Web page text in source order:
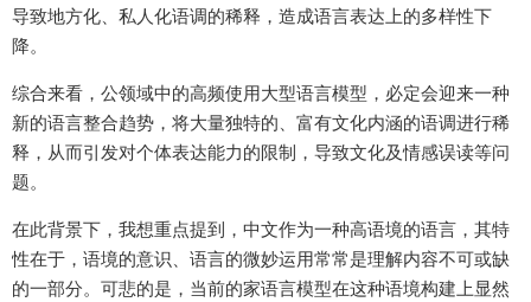
导致地方化、私人化语调的稀释，造成语言表达上的多样性下
降。
综合来看，公领域中的高频使用大型语言模型，必定会迎来一种
新的语言整合趋势，将大量独特的、富有文化内涵的语调进行稀
释，从而引发对个体表达能力的限制，导致文化及情感误读等问
题。
在此背景下，我想重点提到，中文作为一种高语境的语言，其特
性在于，语境的意识、语言的微妙运用常常是理解内容不可或缺
的一部分。可悲的是，当前的家语言模型在这种语境构建上显然